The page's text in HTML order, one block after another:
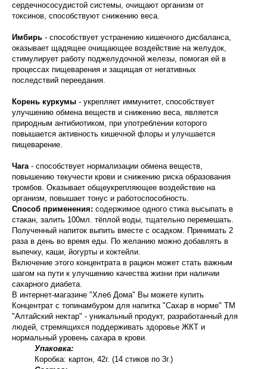
сердечнососудистой системы, очищают организм от
токсинов, способствуют снижению веса.
Имбирь - способствует устранению кишечного дисбаланса,
оказывает щадящее очищающее воздействие на желудок,
стимулирует работу поджелудочной железы, помогая ей в
процессах пищеварения и защищая от негативных
последствий переедания.
Корень куркумы - укрепляет иммунитет‚ способствует
улучшению обмена веществ и снижению веса, является
природным антибиотиком, при употреблении которого
повышается активность кишечной флоры и улучшается
пищеварение.
Чага - способствует нормализации обмена веществ,
повышению текучести крови и снижению риска образования
тромбов. Оказывает общеукрепляющее воздействие на
организм, повышает тонус и работоспособность.
Способ применения: содержимое одного стика высыпать в
стакан, залить 100мл. тёплой воды, тщательно перемешать.
Полученный напиток выпить вместе с осадком. Принимать 2
раза в день во время еды. По желанию можно добавлять в
выпечку, каши, йогурты и коктейли.
Включение этого концентрата в рацион может стать важным
шагом на пути к улучшению качества жизни при наличии
сахарного диабета.
В интернет-магазине "Хлеб Дома" Вы можете купить
Концентрат с топинамбуром для напитка "Сахар в норме" ТМ
"Алтайский нектар" - уникальный продукт, разработанный для
людей, стремящихся поддерживать здоровье ЖКТ и
нормальный уровень сахара в крови.
Упаковка:
Коробка: картон, 42г. (14 стиков по 3г.)